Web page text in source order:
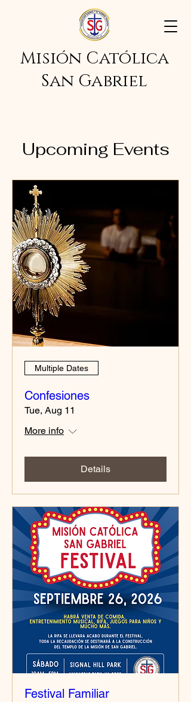
Misión Católica
San Gabriel
Upcoming Events
Multiple Dates
Confesiones
Tue, Aug 11
More info
Details
Festival Familiar